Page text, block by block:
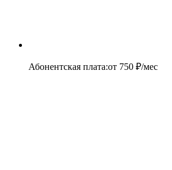
Абонентская плата:от 750 ₽/мес